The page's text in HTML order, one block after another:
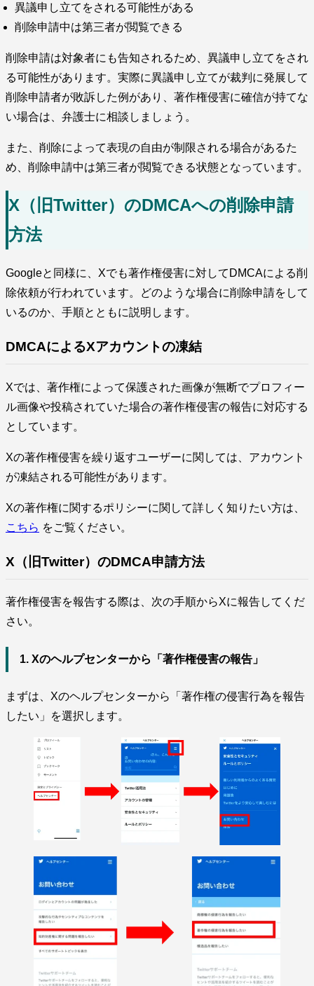
異議申し立てをされる可能性がある
削除申請中は第三者が閲覧できる
削除申請は対象者にも告知されるため、異議申し立てをされ
る可能性があります。実際に異議申し立てが裁判に発展して
削除申請者が敗訴した例があり、著作権侵害に確信が持てな
い場合は、弁護士に相談しましょう。
また、削除によって表現の自由が制限される場合があるた
め、削除申請中は第三者が閲覧できる状態となっています。
X（旧Twitter）のDMCAへの削除申請
方法
Googleと同様に、Xでも著作権侵害に対してDMCAによる削
除依頼が行われています。どのような場合に削除申請をして
いるのか、手順とともに説明します。
DMCAによるXアカウントの凍結
Xでは、著作権によって保護された画像が無断でプロフィー
ル画像や投稿されていた場合の著作権侵害の報告に対応する
としています。
Xの著作権侵害を繰り返すユーザーに関しては、アカウント
が凍結される可能性があります。
Xの著作権に関するポリシーに関して詳しく知りたい方は、
こちら をご覧ください。
X（旧Twitter）のDMCA申請方法
著作権侵害を報告する際は、次の手順からXに報告してくだ
さい。
1. Xのヘルプセンターから「著作権侵害の報告」
まずは、Xのヘルプセンターから「著作権の侵害行為を報告
したい」を選択します。